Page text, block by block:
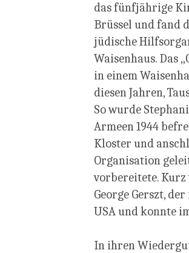
das fünfjährige
Brüssel und fand
jüdische
Waisenhaus. Das
in einem
diesen Jahren,
So wurde
Armeen 1944
Kloster und
Organisation
vorbereitete. Kurz
George Gerszt,
USA und konnte
In ihren